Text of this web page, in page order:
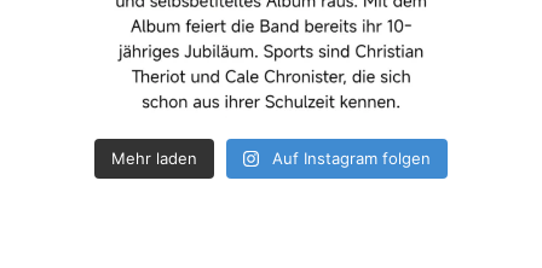
Mehr laden Auf Instagram folgen